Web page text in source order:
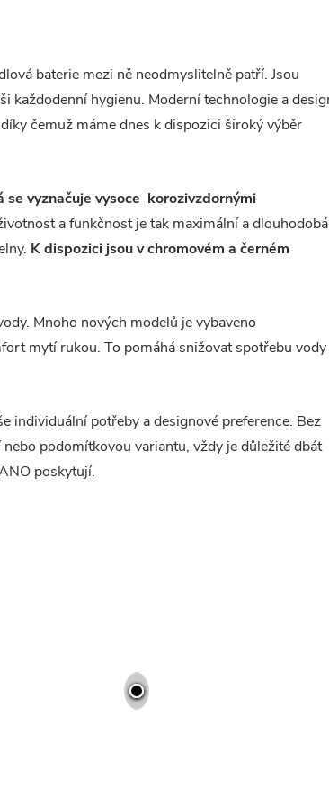
baterie mezi ně neodmyslitelně patří. Jsou
každodenní hygienu. Moderní technologie a
čemuž máme dnes k dispozici široký výběr
se vyznačuje vysoce korozivzdornými
a funkčnost je tak maximální a
K dispozici jsou v chromovém a černém
Mnoho nových modelů je vybaveno
mytí rukou. To pomáhá snižovat spotřebu vody
individuální potřeby a designové preference. Bez
podomítkovou variantu, vždy je důležité dbát
poskytují.